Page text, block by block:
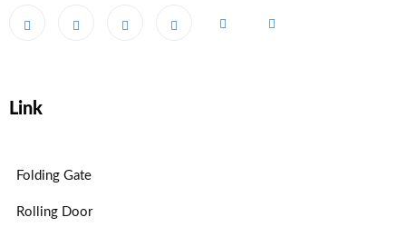
Link
Folding Gate
Rolling Door